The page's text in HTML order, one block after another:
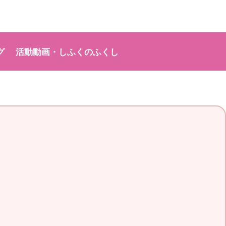
活動動画・しふくのふくし